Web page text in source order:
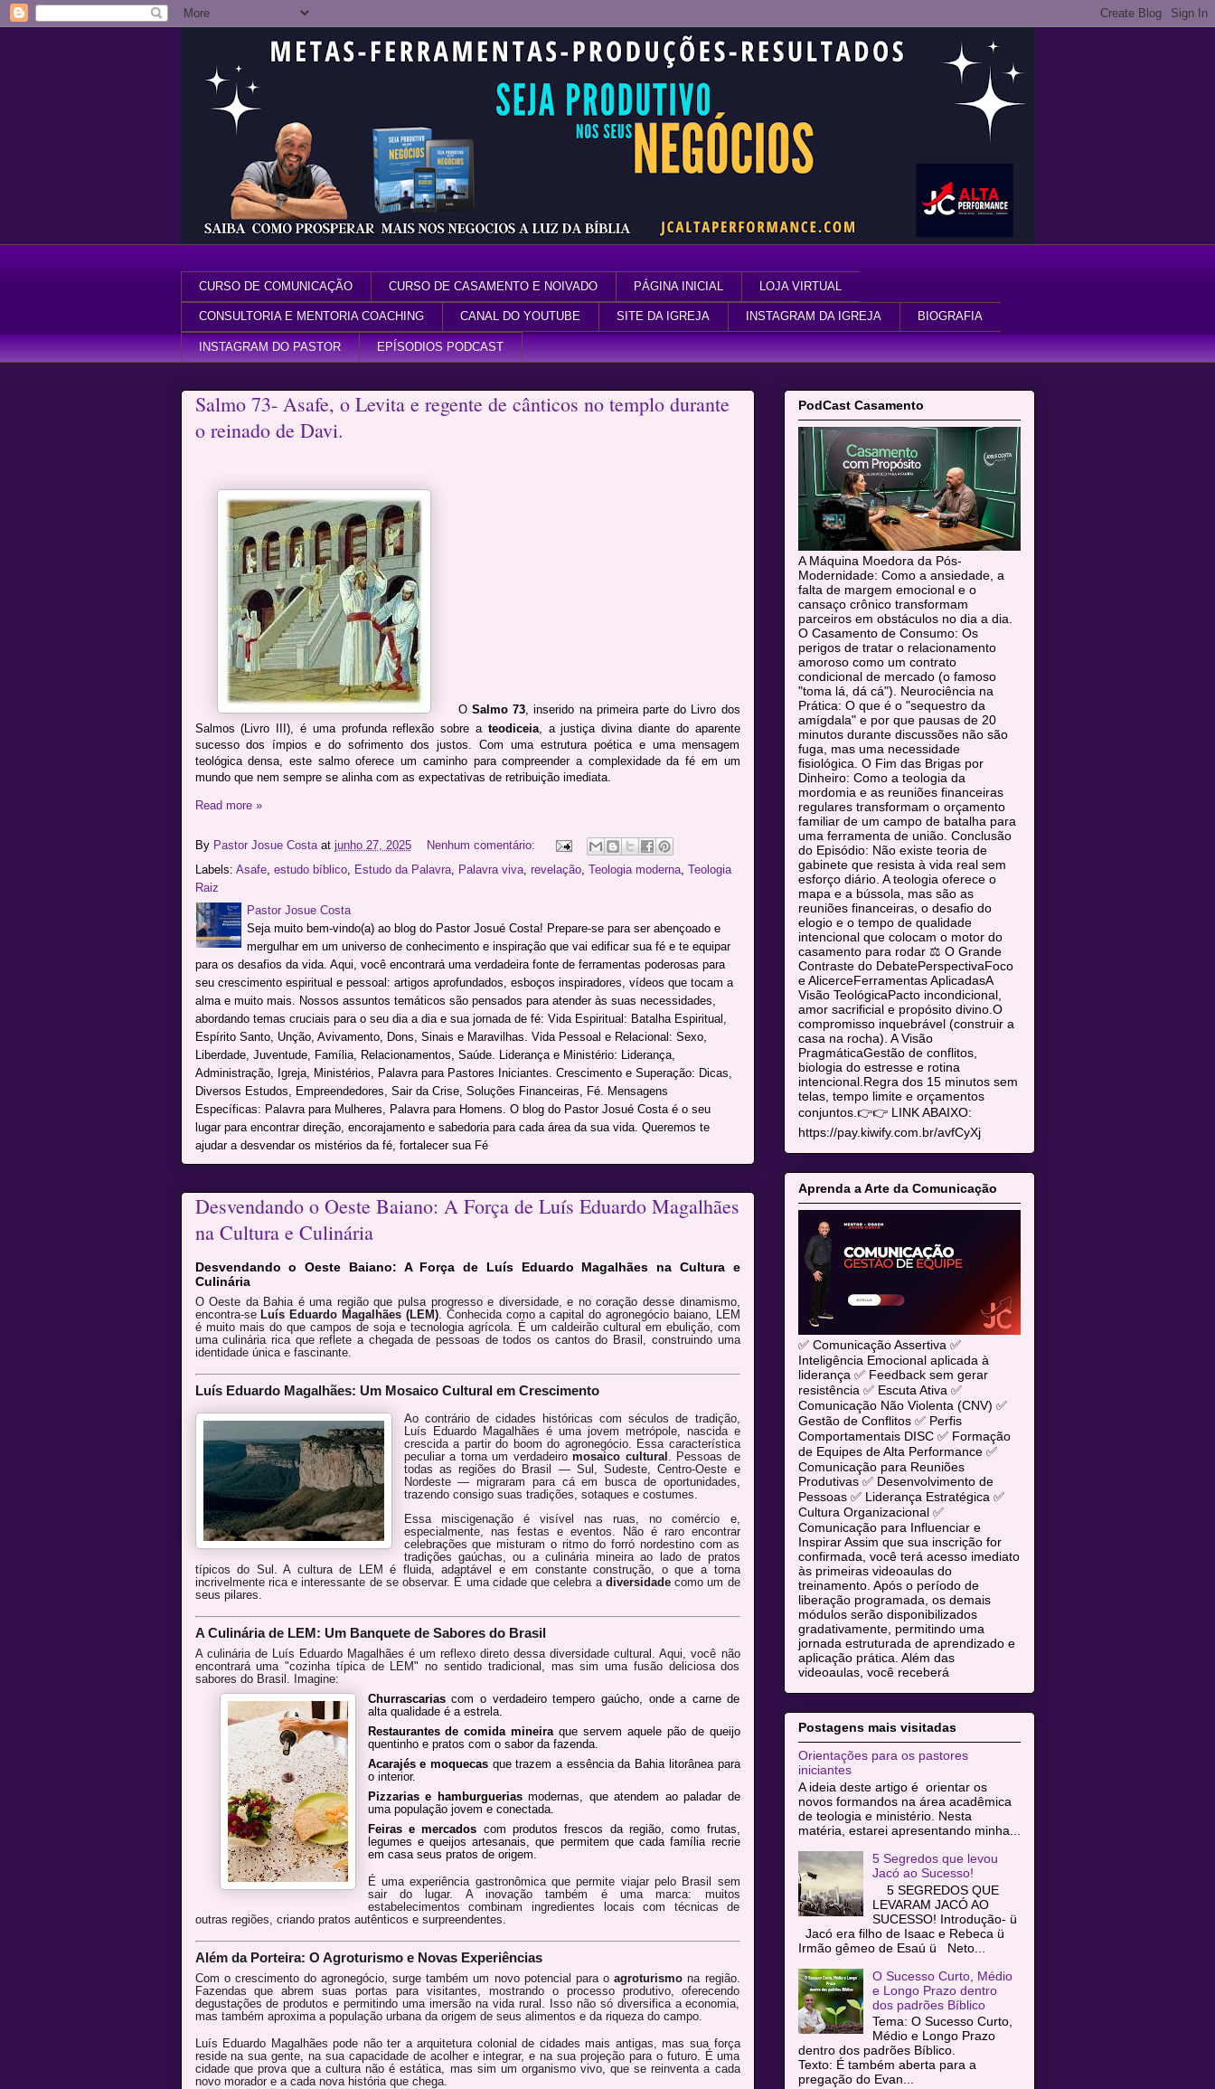
CURSO DE COMUNICAÇÃO CURSO DE CASAMENTO E NOIVADO PÁGINA INICIAL LOJA VIRTUAL
CONSULTORIA E MENTORIA COACHING CANAL DO YOUTUBE SITE DA IGREJA INSTAGRAM DA IGREJA BIOGRAFIA
INSTAGRAM DO PASTOR EPÍSODIOS PODCAST
Salmo 73- Asafe, o Levita e regente de cânticos no templo durante
o reinado de Davi.
OSalmo 73 , inserido na primeira parte do Livro dos
Salmos (Livro III), é uma profunda reflexão sobre a teodiceia, a justiça divina diante do aparente
sucesso dos ímpios e do sofrimento dos justos. Com uma estrutura poética e uma mensagem
teológica densa, este salmo oferece um caminho para compreender a complexidade da fé em um
mundo que nem sempre se alinha com as expectativas de retribuição imediata.
Read more »
By Pastor Josue Costa at junho 27, 2025
Nenhum comentário:
Labels: Asafe, estudo bíblico, Estudo da Palavra, Palavra viva, revelação, Teologia moderna, Teologia
Raiz
Pastor Josue Costa
Seja muito bem-vindo(a) ao blog do Pastor Josué Costa! Prepare-se para ser abençoado e
mergulhar em um universo de conhecimento e inspiração que vai edificar sua fé e te equipar
para os desafios da vida. Aqui, você encontrará uma verdadeira fonte de ferramentas poderosas para
seu crescimento espiritual e pessoal: artigos aprofundados, esboços inspiradores, vídeos que tocam a
alma e muito mais. Nossos assuntos temáticos são pensados para atender às suas necessidades,
abordando temas cruciais para o seu dia a dia e sua jornada de fé: Vida Espiritual: Batalha Espiritual,
Espírito Santo, Unção, Avivamento, Dons, Sinais e Maravilhas. Vida Pessoal e Relacional: Sexo,
Liberdade, Juventude, Família, Relacionamentos, Saúde. Liderança e Ministério: Liderança,
Administração, Igreja, Ministérios, Palavra para Pastores Iniciantes. Crescimento e Superação: Dicas,
Diversos Estudos, Empreendedores, Sair da Crise, Soluções Financeiras, Fé. Mensagens
Específicas: Palavra para Mulheres, Palavra para Homens. O blog do Pastor Josué Costa é o seu
lugar para encontrar direção, encorajamento e sabedoria para cada área da sua vida. Queremos te
ajudar a desvendar os mistérios da fé, fortalecer sua Fé
Desvendando o Oeste Baiano: A Força de Luís Eduardo Magalhães
na Cultura e Culinária
Desvendando o Oeste Baiano: A Força de Luís Eduardo Magalhães na Cultura e
Culinária
O Oeste da Bahia é uma região que pulsa progresso e diversidade, e no coração desse dinamismo,
encontra-se Luís Eduardo Magalhães (LEM). Conhecida como a capital do agronegócio baiano, LEM
é muito mais do que campos de soja e tecnologia agrícola. É um caldeirão cultural em ebulição, com
uma culinária rica que reflete a chegada de pessoas de todos os cantos do Brasil, construindo uma
identidade única e fascinante.
Luís Eduardo Magalhães: Um Mosaico Cultural em Crescimento
Ao contrário de cidades históricas com séculos de tradição,
Luís Eduardo Magalhães é uma jovem metrópole, nascida e
crescida a partir do boom do agronegócio. Essa característica
peculiar a torna um verdadeiro mosaico cultural
. Pessoas de
todas as regiões do Brasil — Sul, Sudeste, Centro-Oeste e
Nordeste — migraram para cá em busca de oportunidades,
trazendo consigo suas tradições, sotaques e costumes.
Essa miscigenação é visível nas ruas, no comércio e,
especialmente, nas festas e eventos. Não é raro encontrar
celebrações que misturam o ritmo do forró nordestino com as
tradições gaúchas, ou a culinária mineira ao lado de pratos
típicos do Sul. A cultura de LEM é fluida, adaptável e em constante construção, o que a torna
incrivelmente rica e interessante de se observar. É uma cidade que celebra a diversidadecomo um de
seus pilares.
A Culinária de LEM: Um Banquete de Sabores do Brasil
A culinária de Luís Eduardo Magalhães é um reflexo direto dessa diversidade cultural. Aqui, você não
encontrará uma "cozinha típica de LEM" no sentido tradicional, mas sim uma fusão deliciosa dos
sabores do Brasil. Imagine:
Churrascariascom o verdadeiro tempero gaúcho, onde a carne de
alta qualidade é a estrela.
Restaurantes de comida mineira que servem aquele pão de queijo
quentinho e pratos com o sabor da fazenda.
Acarajés e moquecasque trazem a essência da Bahia litorânea para
o interior.
Pizzarias e hamburgueriasmodernas, que atendem ao paladar de
uma população jovem e conectada.
Feiras e mercados com produtos frescos da região, como frutas,
legumes e queijos artesanais, que permitem que cada família recrie
em casa seus pratos de origem.
É uma experiência gastronômica que permite viajar pelo Brasil sem
sair do lugar. A inovação também é uma marca: muitos
estabelecimentos combinam ingredientes locais com técnicas de
outras regiões, criando pratos autênticos e surpreendentes.
Além da Porteira: O Agroturismo e Novas Experiências
Com o crescimento do agronegócio, surge também um novo potencial para oagroturismo na região.
Fazendas que abrem suas portas para visitantes, mostrando o processo produtivo, oferecendo
degustações de produtos e permitindo uma imersão na vida rural. Isso não só diversifica a economia,
mas também aproxima a população urbana da origem de seus alimentos e da riqueza do campo.
Luís Eduardo Magalhães pode não ter a arquitetura colonial de cidades mais antigas, mas sua força
reside na sua gente, na sua capacidade de acolher e integrar, e na sua projeção para o futuro. É uma
cidade que prova que a cultura não é estática, mas sim um organismo vivo, que se reinventa a cada
novo morador e a cada nova história que chega.
PodCast Casamento
A Máquina Moedora da Pós-
Modernidade: Como a ansiedade, a
falta de margem emocional e o
cansaço crônico transformam
parceiros em obstáculos no dia a dia.
O Casamento de Consumo: Os
perigos de tratar o relacionamento
amoroso como um contrato
condicional de mercado (o famoso
"toma lá, dá cá"). Neurociência na
Prática: O que é o "sequestro da
amígdala" e por que pausas de 20
minutos durante discussões não são
fuga, mas uma necessidade
fisiológica. O Fim das Brigas por
Dinheiro: Como a teologia da
mordomia e as reuniões financeiras
regulares transformam o orçamento
familiar de um campo de batalha para
uma ferramenta de união. Conclusão
do Episódio: Não existe teoria de
gabinete que resista à vida real sem
esforço diário. A teologia oferece o
mapa e a bússola, mas são as
reuniões financeiras, o desafio do
elogio e o tempo de qualidade
intencional que colocam o motor do
casamento para rodar ⚖️ O Grande
Contraste do DebatePerspectivaFoco
e AlicerceFerramentas AplicadasA
Visão TeológicaPacto incondicional,
amor sacrificial e propósito divino.O
compromisso inquebrável (construir a
casa na rocha). A Visão
PragmáticaGestão de conflitos,
biologia do estresse e rotina
intencional.Regra dos 15 minutos sem
telas, tempo limite e orçamentos
conjuntos.👉👉 LINK ABAIXO:
https://pay.kiwify.com.br/avfCyXj
Aprenda a Arte da Comunicação
✅ Comunicação Assertiva ✅
Inteligência Emocional aplicada à
liderança ✅ Feedback sem gerar
resistência ✅ Escuta Ativa ✅
Comunicação Não Violenta (CNV) ✅
Gestão de Conflitos ✅ Perfis
Comportamentais DISC ✅ Formação
de Equipes de Alta Performance ✅
Comunicação para Reuniões
Produtivas ✅ Desenvolvimento de
Pessoas ✅ Liderança Estratégica ✅
Cultura Organizacional ✅
Comunicação para Influenciar e
Inspirar Assim que sua inscrição for
confirmada, você terá acesso imediato
às primeiras videoaulas do
treinamento. Após o período de
liberação programada, os demais
módulos serão disponibilizados
gradativamente, permitindo uma
jornada estruturada de aprendizado e
aplicação prática. Além das
videoaulas, você receberá
Postagens mais visitadas
Orientações para os pastores
iniciantes
A ideia deste artigo é orientar os
novos formandos na área acadêmica
de teologia e ministério. Nesta
matéria, estarei apresentando minha...
5 Segredos que levou
Jacó ao Sucesso!
5 SEGREDOS QUE
LEVARAM JACÓ AO
SUCESSO! Introdução- ü
Jacó era filho de Isaac e Rebeca ü
Irmão gêmeo de Esaú ü Neto...
O Sucesso Curto, Médio
e Longo Prazo dentro
dos padrões Bíblico
Tema: O Sucesso Curto,
Médio e Longo Prazo
dentro dos padrões Bíblico.
Texto: É também aberta para a
pregação do Evan...